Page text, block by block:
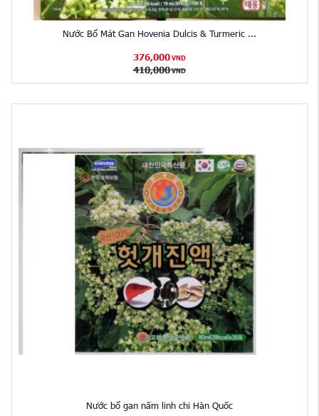
Nước Bổ Mát Gan Hovenia Dulcis & Turmeric ...
376,000 VND
410,000 VND
Nước bổ gan nấm linh chi Hàn Quốc